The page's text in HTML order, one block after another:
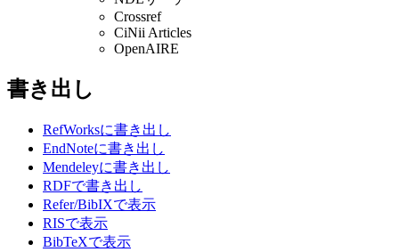
Crossref
CiNii Articles
OpenAIRE
書き出し
RefWorksに書き出し
EndNoteに書き出し
Mendeleyに書き出し
RDFで書き出し
Refer/BibIXで表示
RISで表示
BibTeXで表示